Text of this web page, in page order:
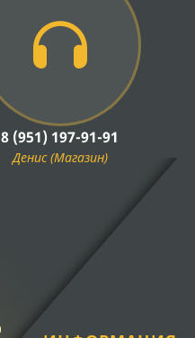
8 (951) 197-91-91
Денис (Магазин)